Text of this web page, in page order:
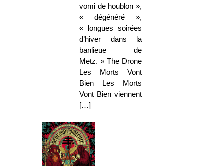
vomi de houblon »,
« dégénéré »,
« longues soirées
d’hiver dans la
banlieue de
Metz. » The Drone
Les Morts Vont
Bien Les Morts
Vont Bien viennent
[…]